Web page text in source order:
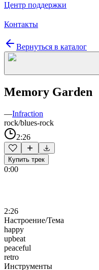
Центр поддержки
Контакты
Вернуться в каталог
Memory Garden
—Infraction
rock/blues-rock
2:26
Купить трек
0:00
2:26
Настроение/Тема
happy
upbeat
peaceful
retro
Инструменты